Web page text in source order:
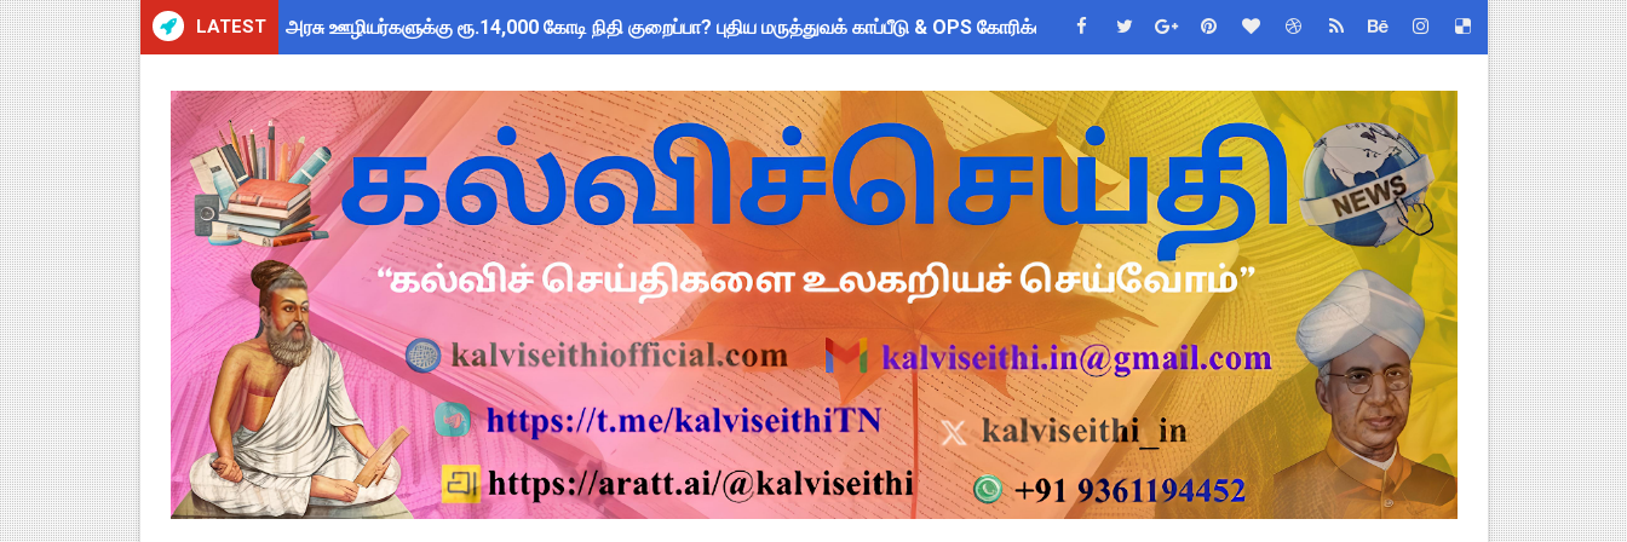
LATEST அரசு ஊழியர்களுக்கு ரூ.14,000 கோடி நிதி குறைப்பா? புதிய மருத்துவக் காப்பீடு & OPS கோரிக்கை - TNGEA கண்டனம்!
தமிழ்நாடு போதைப்பொருள் எதிர்ப்பு உறுதிமொழி 2026: e-Pledge சான்றிதழ் ஆன்லைனில் பதிவிறக்கம் செய்வது எப்படி?
மக்கள் தொகை கணக்கெடுப்பு பணி: ஆசிரியர்களுக்கு அரைநாள் OD அனுமதி - தஞ்சாவூர் CEO அதிரடி உத்தரவு!
TN Govt Education Loan Scheme 2025-26: SC/ST மாணவர்களுக்கு ரூ.40 லட்சம் வரை கல்விக்கடன்! எப்படி விண்ணப்பிப்பது?
Census 2027 Tamil Nadu: சென்னை மாநகராட்சி ஊழியர்களுக்கு அரை நாள் விடுப்பு - மாநகராட்சி ஆணையர் சுற்றறிக்கை!
Census 2026 HLO App: களப்பணியாளர்களுக்கு அவசர எச்சரிக்கை! முக்கிய வழிகாட்டுதல்கள் & சட்டப்பூர்வ விதிகள்!
Kalai Thiruvizha 2026 - 2027 Forms: கலைத் திருவிழா போட்டிகளுக்கான அனைத்து Excel & Word படிவங்கள் ஒரே லிங்க்கில்!
Census 2026: HLO செயலியைப் பயன்படுத்தும் கணக்கெடுப்பாளர்கள், மேற்பார்வையாளர்கள் அறிய வேண்டிய முக்கிய விதிகள்!
July 2026 Pay Slip Download: IFHRMS களஞ்சியம் வலைதளத்தில் ஜூலை மாத சம்பள சீட் டவுன்லோட் செய்யும் முறை!